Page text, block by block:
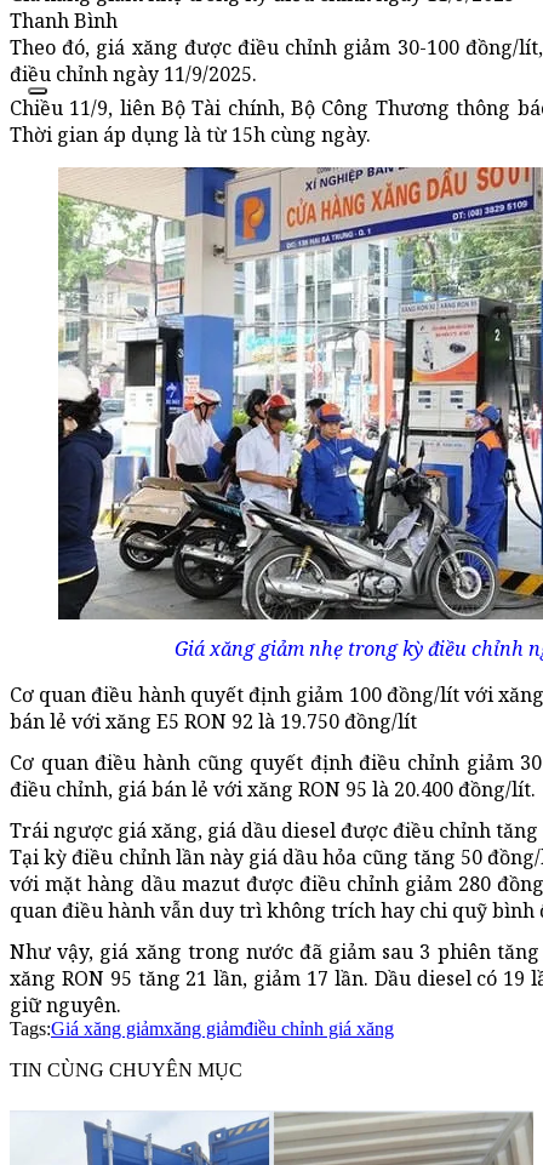
Thanh Bình
Theo đó, giá xăng được điều chỉnh giảm 30-100 đồng/
điều chỉnh ngày 11/9/2025.
Chiều 11/9, liên Bộ Tài chính, Bộ Công Thương thông
Thời gian áp dụng là từ 15h cùng ngày.
Giá xăng giảm nhẹ trong kỳ điều chỉnh
Cơ quan điều hành quyết định giảm 100 đồng/lít với
bán lẻ với xăng E5 RON 92 là 19.750 đồng/lít
Cơ quan điều hành cũng quyết định điều chỉnh giảm
điều chỉnh, giá bán lẻ với xăng RON 95 là 20.400 đồng/lít.
Trái ngược giá xăng, giá dầu diesel được điều chỉnh
Tại kỳ điều chỉnh lần này giá dầu hỏa cũng tăng 50
với mặt hàng dầu mazut được điều chỉnh giảm 280
quan điều hành vẫn duy trì không trích hay chi quỹ bình
Như vậy, giá xăng trong nước đã giảm sau 3 phiên
xăng RON 95 tăng 21 lần, giảm 17 lần. Dầu diesel có
giữ nguyên.
Tags:Giá xăng giảmxăng giảmđiều chỉnh giá xăng
TIN CÙNG CHUYÊN MỤC